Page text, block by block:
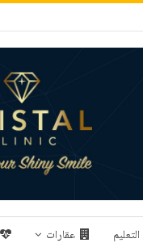
التعليم عقارات